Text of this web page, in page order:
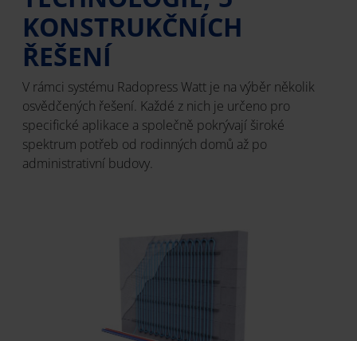
KONSTRUKČNÍCH
ŘEŠENÍ
V rámci systému Radopress Watt je na výběr několik
osvědčených řešení. Každé z nich je určeno pro
specifické aplikace a společně pokrývají široké
spektrum potřeb od rodinných domů až po
administrativní budovy.